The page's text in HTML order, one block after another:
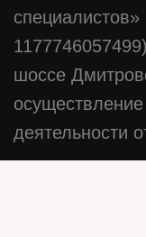
шоссе
деятельности